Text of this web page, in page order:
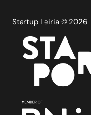
Startup Leiria © 2026